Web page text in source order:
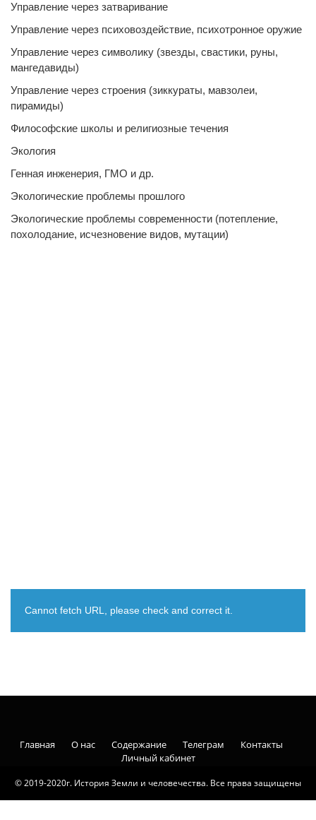
Управление через затваривание
Управление через психовоздействие, психотронное оружие
Управление через символику (звезды, свастики, руны,
мангедавиды)
Управление через строения (зиккураты, мавзолеи,
пирамиды)
Философские школы и религиозные течения
Экология
Генная инженерия, ГМО и др.
Экологические проблемы прошлого
Экологические проблемы современности (потепление,
похолодание, исчезновение видов, мутации)
Cannot fetch URL, please check and correct it.
© 2019-2020г. История Земли и человечества. Все права защищены
Главная О нас Содержание Телеграм
Контакты
Личный кабинет